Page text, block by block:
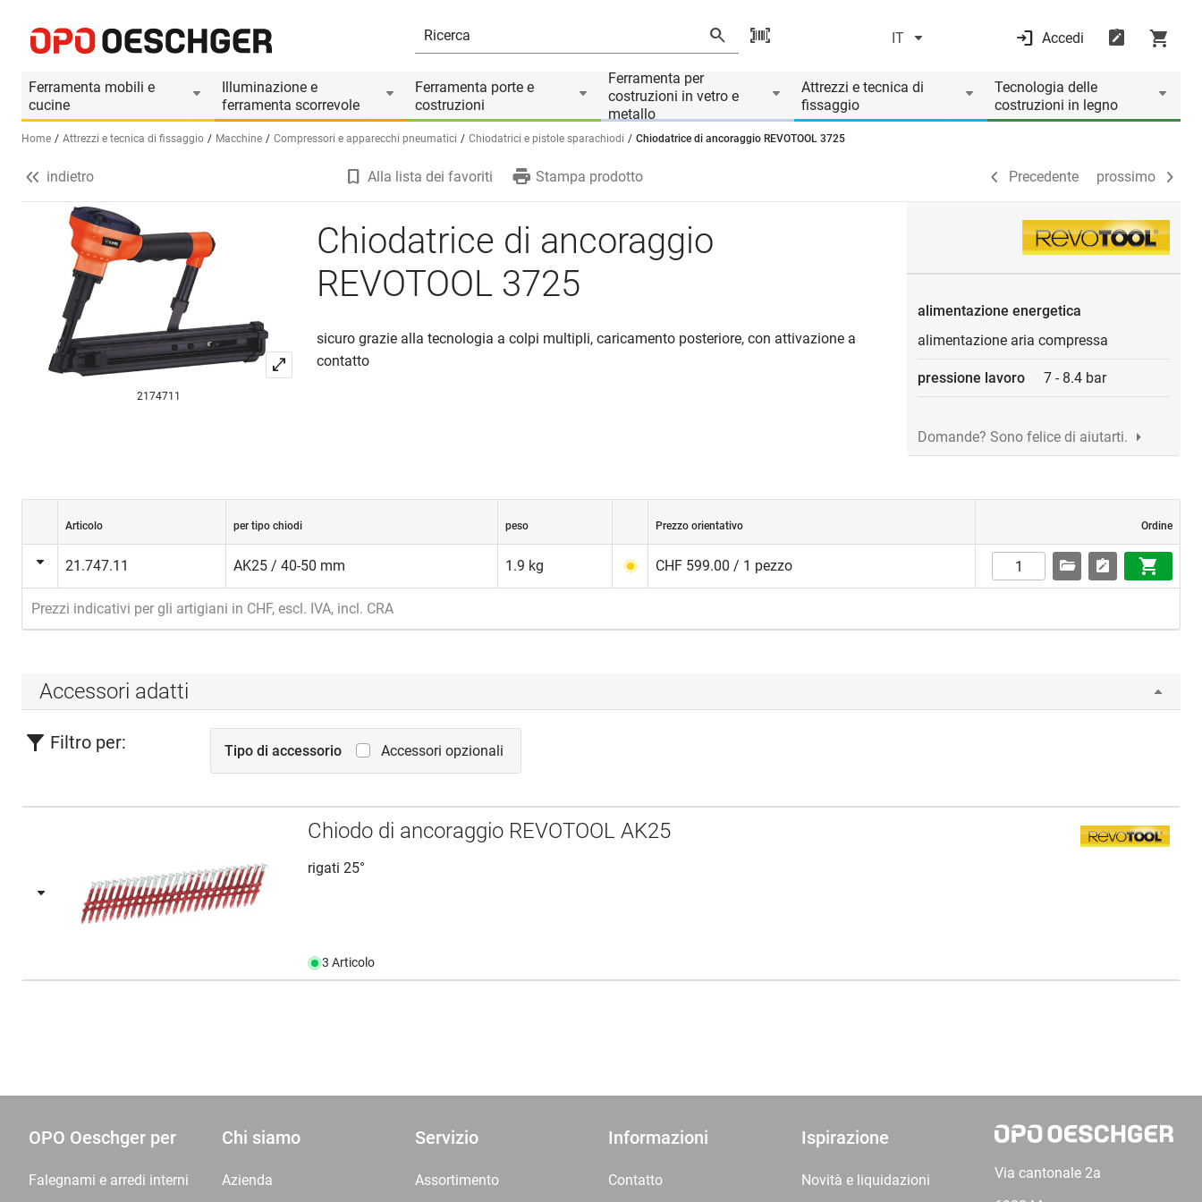
IT Accedi
Ferramenta mobili e
cucine
Illuminazione e
ferramenta scorrevole
Ferramenta porte e
costruzioni
Ferramenta per
costruzioni in vetro e
metallo
Attrezzi e tecnica di
fissaggio
Tecnologia delle
costruzioni in legno
Seleziona una lingua (IT)
Home Attrezzi e tecnica di fissaggio Macchine Compressori e apparecchi pneumatici Chiodatrici e pistole sparachiodi Chiodatrice di ancoraggio REVOTOOL 3725
Informazioni prodotto
Accessori adatti Precedente prossimo
indietro Alla lista dei favoriti Stampa prodotto Precedente prossimo
2174711
Chiodatrice di ancoraggio
REVOTOOL 3725
sicuro grazie alla tecnologia a colpi multipli, caricamento posteriore, con attivazione a
contatto
alimentazione energetica
alimentazione aria compressa
pressione lavoro 7 - 8.4 bar
Domande? Sono felice di aiutarti.
Articolo per tipo chiodi peso Prezzo orientativo Ordine
21.747.11 AK25 / 40-50 mm 1.9 kg CHF 599.00 / 1 pezzo
Prezzi indicativi per gli artigiani in CHF, escl. IVA, incl. CRA
Accessori adatti
Filtro per: Tipo di accessorio Accessori opzionali
Chiodo di ancoraggio REVOTOOL AK25
rigati 25°
3 Articolo
OPO Oeschger per
Falegnami e arredi interni
Chi siamo
Azienda
Servizio
Assortimento
Informazioni
Contatto
Ispirazione
Novità e liquidazioni
Via cantonale 2a